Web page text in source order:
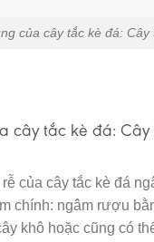
của cây tắc kè đá: Cây
cây tắc kè đá:
của cây tắc kè đá
chính: ngâm rượu
khô hoặc cũng có